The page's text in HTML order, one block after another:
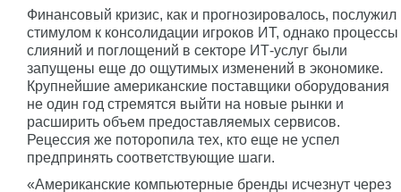
Финансовый кризис, как и прогнозировалось, послужил
стимулом к консолидации игроков ИТ, однако процессы
слияний и поглощений в секторе ИТ-услуг были
запущены еще до ощутимых изменений в экономике.
Крупнейшие американские поставщики оборудования
не один год стремятся выйти на новые рынки и
расширить объем предоставляемых сервисов.
Рецессия же поторопила тех, кто еще не успел
предпринять соответствующие шаги.
«Американские компьютерные бренды исчезнут через